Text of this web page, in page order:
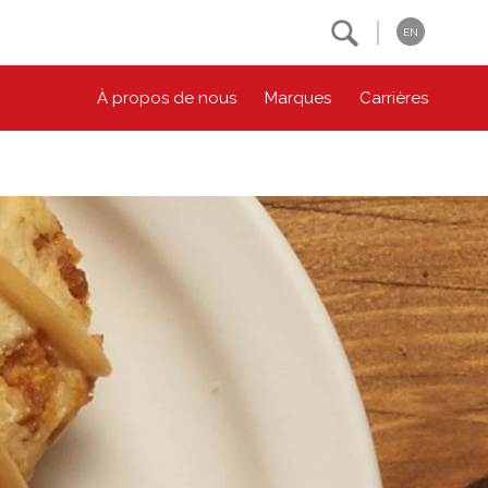
EN
À propos de nous Marques Carrières
Environnement
Bien-être des animaux
Collectivité
Principes coopératifs
Diversité et inclusion
Accessibilité
Contactez-nous